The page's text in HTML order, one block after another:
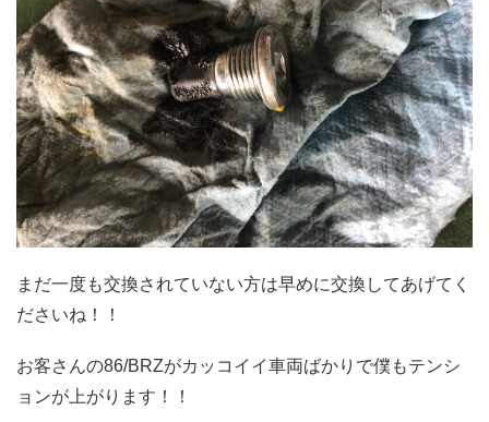
まだ一度も交換されていない方は早めに交換してあげてく
ださいね！！
お客さんの86/BRZがカッコイイ車両ばかりで僕もテンシ
ョンが上がります！！